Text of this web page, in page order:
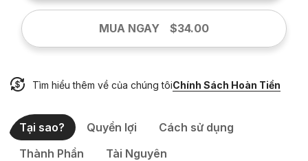
MUA NGAY $34.00
Tìm hiểu thêm về của chúng tôiChính Sách Hoàn Tiền
Tại sao? Quyền lợi
Cách sử dụng
Thành Phần
Tài Nguyên